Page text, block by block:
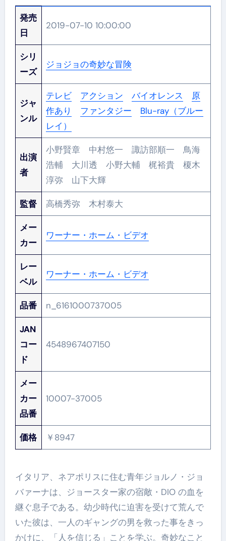
発売
日
2019-07-10 10:00:00
シリ
ーズ
ジョジョの奇妙な冒険
ジャ
ンル
テレビ アクション バイオレンス
原
作あり
ファンタジー
Blu-ray（ブルー
レイ）
出演
者
小野賢章 中村悠一 諏訪部順一 鳥海
浩輔 大川透 小野大輔 梶裕貴 榎木
淳弥 山下大輝
監督 高橋秀弥 木村泰大
メー
カー
ワーナー・ホーム・ビデオ
レー
ベル
ワーナー・ホーム・ビデオ
品番 n_6161000737005
JAN
コー
ド
4548967407150
メー
カー
品番
10007-37005
価格 ￥8947
イタリア、ネアポリスに住む青年ジョルノ・ジョ
バァーナは、ジョースター家の宿敵・DIO の血を
継ぐ息子である。幼少時代に迫害を受けて荒んで
いた彼は、一人のギャングの男を救った事をきっ
かけに、「人を信じる」ことを学ぶ。奇妙なこと